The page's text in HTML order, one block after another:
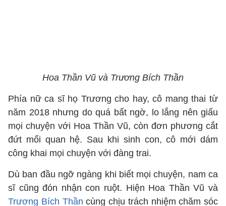
Hoa Thần Vũ và Trương Bích Thần
Phía nữ ca sĩ họ Trương cho hay, cô mang thai từ
năm 2018 nhưng do quá bất ngờ, lo lắng nên giấu
mọi chuyện với Hoa Thần Vũ, còn đơn phương cắt
đứt mối quan hệ. Sau khi sinh con, cô mới dám
công khai mọi chuyện với đàng trai.
Dù ban đầu ngỡ ngàng khi biết mọi chuyện, nam ca
sĩ cũng đón nhận con ruột. Hiện Hoa Thần Vũ và
Trương Bích Thần cùng chịu trách nhiệm chăm sóc